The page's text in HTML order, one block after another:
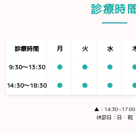
診療時
診療時間 月 火 水
9:30〜13:30 ● ● ●
14:30〜18:30 ● ● ●
▲：14:30~17:00
休診日：日・祝